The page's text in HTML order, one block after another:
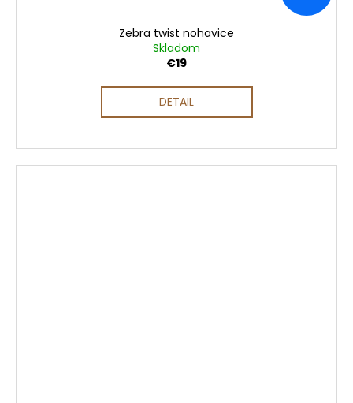
Zebra twist nohavice
Skladom
€19
DETAIL